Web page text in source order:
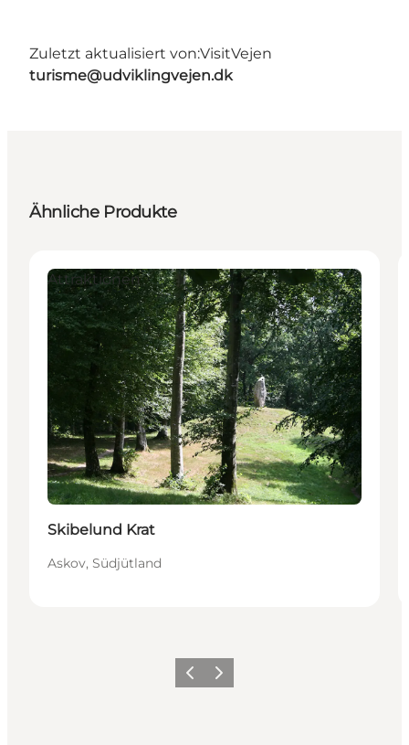
Zuletzt aktualisiert von:VisitVejen
turisme@udviklingvejen.dk
Ähnliche Produkte
Attraktionen
Skibelund Krat
Askov, Südjütland
ZurückWeiter